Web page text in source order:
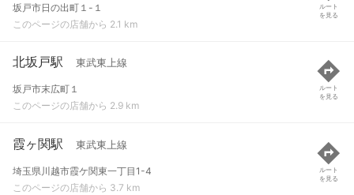
坂戸市日の出町１-１
このページの店舗から 2.1 km
ルート
を見る
北坂戸駅 東武東上線
坂戸市末広町１
このページの店舗から 2.9 km
ルート
を見る
霞ヶ関駅 東武東上線
埼玉県川越市霞ケ関東一丁目1-4
このページの店舗から 3.7 km
ルート
を見る